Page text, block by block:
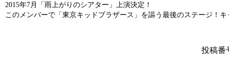
2015年7月「雨上がりのシアター」上演決定！
このメンバーで「東京キッドブラザース」を謳う最後のステージ！
投稿番